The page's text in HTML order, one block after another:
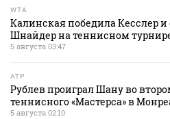
WTA
Калинская победила Кесслер и
Шнайдер на теннисном
5 августа 03:47
ATP
Рублев проиграл Шану во
теннисного «Мастерса» в
5 августа 02:10